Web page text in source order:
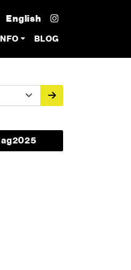
English
BLOG
2025